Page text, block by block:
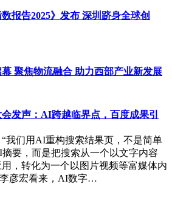
报告2025》发布 深圳跻身全球创
聚焦物流融合 助力西部产业新发展
发声：AI跨越临界点，百度成果引
我们用AI重构搜索结果页，不是简单
要，而是把搜索从一个以文字内容
，转化为一个以图片视频等富媒体内
彦宏看来，AI数字…